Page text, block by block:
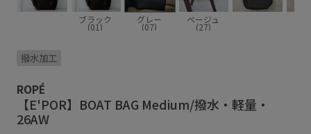
ブラック
(01)
グレー
(07)
ベージュ
(27)
撥水加工
ROPÉ
【E'POR】BOAT BAG Medium/撥水・軽量・
26AW